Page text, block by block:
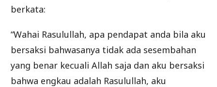
berkata:
“Wahai Rasulullah, apa pendapat anda bila aku
bersaksi bahwasanya tidak ada sesembahan
yang benar kecuali Allah saja dan aku bersaksi
bahwa engkau adalah Rasulullah, aku